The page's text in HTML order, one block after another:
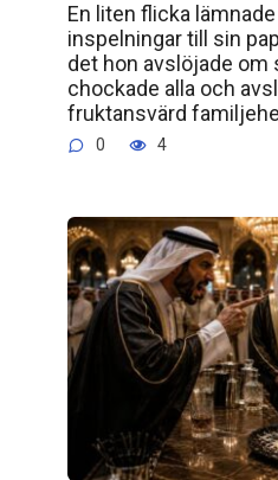
En liten flicka
inspelningar till sin
det hon avslöjade om
chockade alla och
fruktansvärd
0 4